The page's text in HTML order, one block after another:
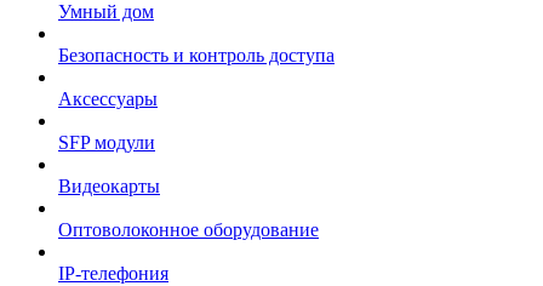
Умный дом
Безопасность и контроль доступа
Аксессуары
SFP модули
Видеокарты
Оптоволоконное оборудование
IP-телефония